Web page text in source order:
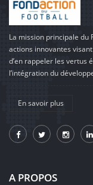
La mission principale du
actions innovantes
d’en rappeler les vertus
l’intégration du
En savoir plus
A PROPOS